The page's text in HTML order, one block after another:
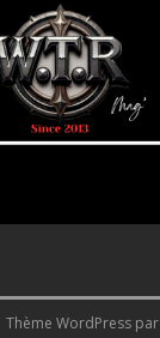
WordPress par